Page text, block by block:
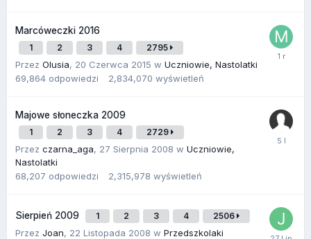
Marcóweczki 2016
1 2 3 4 2795
Przez Olusia, 20 Czerwca 2015 w Uczniowie, Nastolatki
69,864 odpowiedzi 2,834,070 wyświetleń
Majowe słoneczka 2009
1 2 3 4 2729
Przez czarna_aga, 27 Sierpnia 2008 w Uczniowie,
Nastolatki
68,207 odpowiedzi 2,315,978 wyświetleń
Sierpień 2009 1 2 3 4 2506
Przez Joan, 22 Listopada 2008 w Przedszkolaki